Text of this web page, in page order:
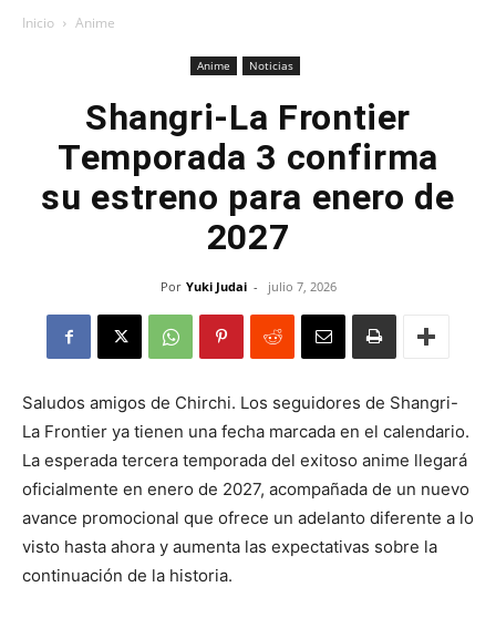
Inicio Anime
Anime Noticias
Shangri-La Frontier
Temporada 3 confirma
su estreno para enero de
2027
Por Yuki Judai - julio 7, 2026
Saludos amigos de Chirchi. Los seguidores de Shangri-
La Frontier ya tienen una fecha marcada en el calendario.
La esperada tercera temporada del exitoso anime llegará
oficialmente en enero de 2027, acompañada de un nuevo
avance promocional que ofrece un adelanto diferente a lo
visto hasta ahora y aumenta las expectativas sobre la
continuación de la historia.